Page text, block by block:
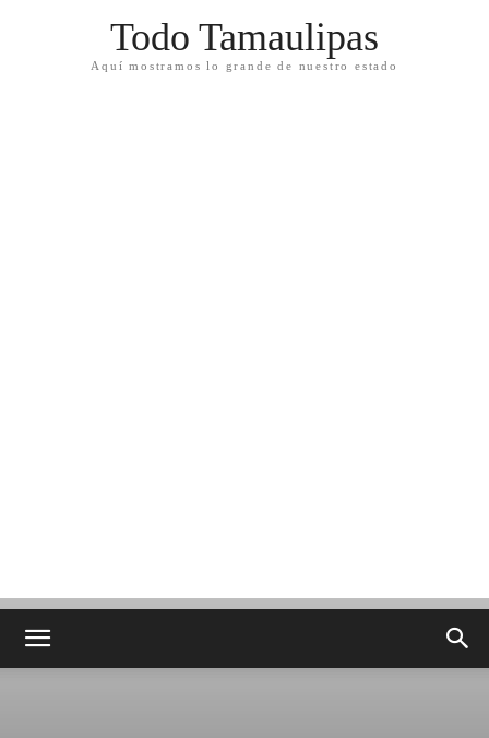
Todo Tamaulipas
Aquí mostramos lo grande de nuestro estado